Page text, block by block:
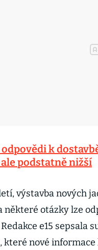
k
podstatně nižší
výstavba nových
některé otázky lze
e15 sepsala
které nové